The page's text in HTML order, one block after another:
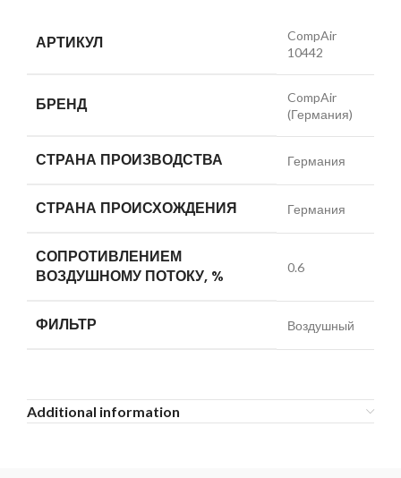
АРТИКУЛ
CompAir
10442
БРЕНД
CompAir
(Германия)
СТРАНА ПРОИЗВОДСТВА Германия
СТРАНА ПРОИСХОЖДЕНИЯ Германия
СОПРОТИВЛЕНИЕМ
ВОЗДУШНОМУ ПОТОКУ, %
0.6
ФИЛЬТР Воздушный
Additional information